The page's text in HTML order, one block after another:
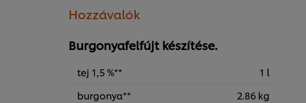
Hozzávalók
Burgonyafelfújt készítése.
tej 1,5 %**
1 l
burgonya**
2.86 kg